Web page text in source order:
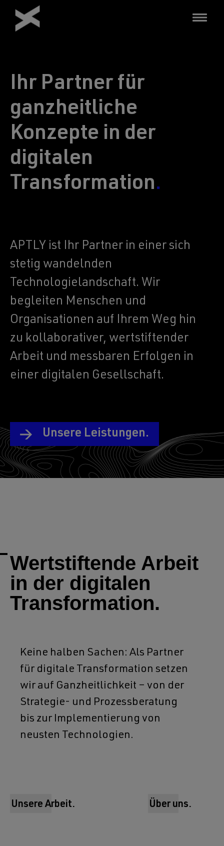
InhaltIhr Partner für
ganzheitliche
Konzepte in der
digitalen
Transformation.
APTLY ist Ihr Partner in einer sich
stetig wandelnden
Technologielandschaft. Wir
begleiten Menschen und
Organisationen auf Ihrem Weg hin
zu kollaborativer, wertstiftender
Arbeit und messbaren Erfolgen in
einer digitalen Gesellschaft.
Unsere Leistungen.
Wertstiftende Arbeit
in der digitalen
Transformation.
Keine halben Sachen: Als Partner
für digitale Transformation setzen
wir auf Ganzheitlichkeit – von der
Strategie- und Prozessberatung
bis zur Implementierung von
neusten Technologien.
Unsere Arbeit. Über uns.